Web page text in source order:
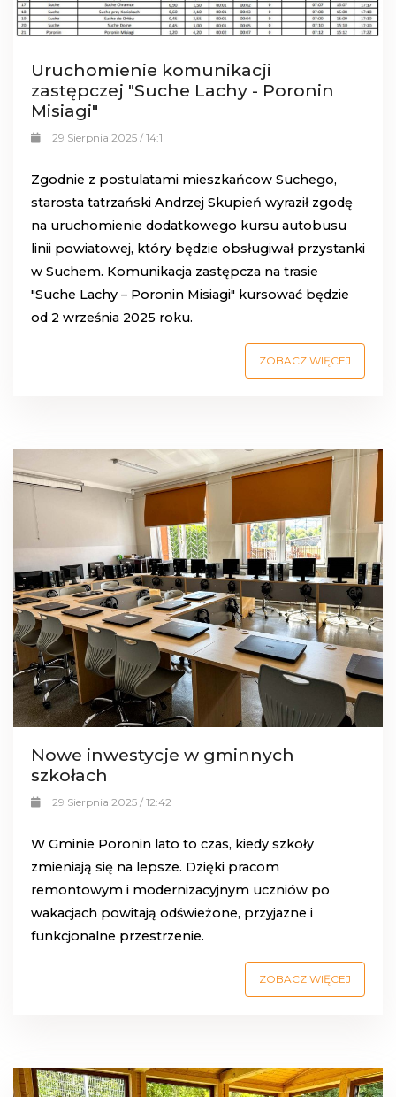
Uruchomienie komunikacji
zastępczej "Suche Lachy - Poronin
Misiagi"
29 Sierpnia 2025 / 14:1
Zgodnie z postulatami mieszkańcow Suchego,
starosta tatrzański Andrzej Skupień wyraził zgodę
na uruchomienie dodatkowego kursu autobusu
linii powiatowej, który będzie obsługiwał przystanki
w Suchem. Komunikacja zastępcza na trasie
"Suche Lachy – Poronin Misiagi" kursować będzie
od 2 września 2025 roku.
ZOBACZ WIĘCEJ
Nowe inwestycje w gminnych
szkołach
29 Sierpnia 2025 / 12:42
W Gminie Poronin lato to czas, kiedy szkoły
zmieniają się na lepsze. Dzięki pracom
remontowym i modernizacyjnym uczniów po
wakacjach powitają odświeżone, przyjazne i
funkcjonalne przestrzenie.
ZOBACZ WIĘCEJ